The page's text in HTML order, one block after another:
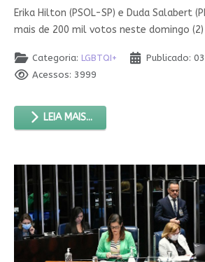
Erika Hilton (PSOL-SP) e Duda Salabert
mais de 200 mil votos neste domingo (2)
Categoria: LGBTQI+
Publicado:
Acessos: 3999
LEIA MAIS...